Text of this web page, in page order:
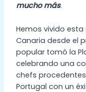
mucho más.
Hemos vivido
Canaria desde el
popular tomó la
celebrando una
chefs
Portugal con un